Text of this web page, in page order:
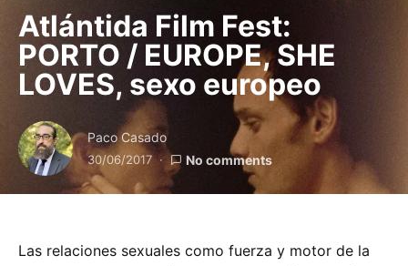
Atlántida Film Fest:
PORTO / EUROPE, SHE
LOVES, sexo europeo
Paco Casado
30/06/2017 No comments
Las relaciones sexuales como fuerza y motor de la